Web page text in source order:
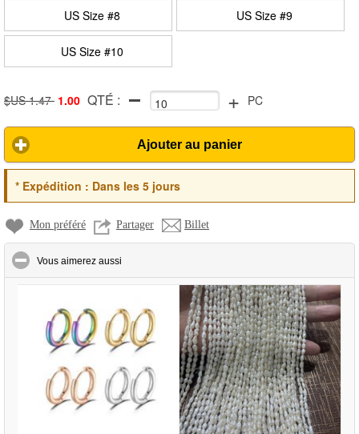
US Size #8 US Size #9
US Size #10
$US 1.47 1.00 QTÉ : + PC
Ajouter au panier
*Expédition : Dans les 5 jours
Mon préféré Partager Billet
Vous aimerez aussi